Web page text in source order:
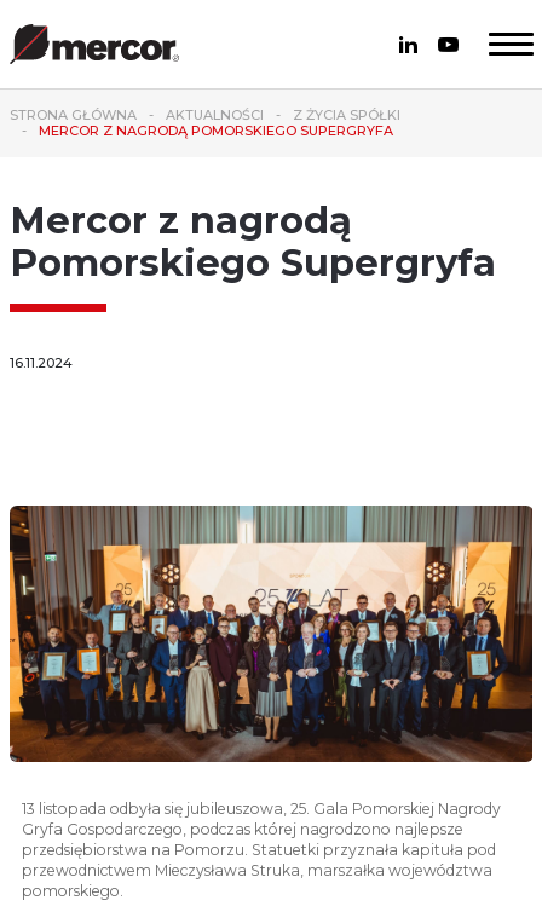
STRONA GŁÓWNA AKTUALNOŚCI
Z ŻYCIA SPÓŁKI
MERCOR Z NAGRODĄ POMORSKIEGO SUPERGRYFA
Mercor z nagrodą
Pomorskiego Supergryfa
16.11.2024
13 listopada odbyła się jubileuszowa, 25. Gala Pomorskiej Nagrody
Gryfa Gospodarczego, podczas której nagrodzono najlepsze
przedsiębiorstwa na Pomorzu. Statuetki przyznała kapituła pod
przewodnictwem Mieczysława Struka, marszałka województwa
pomorskiego.